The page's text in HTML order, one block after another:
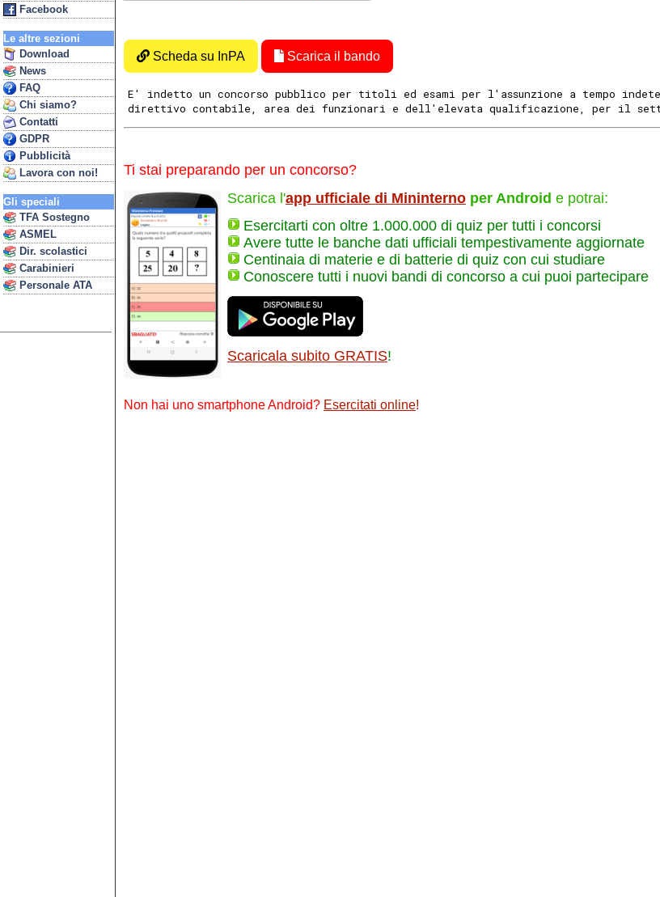
Facebook
Le altre sezioni
Download
News
FAQ
Chi siamo?
Contatti
GDPR
Pubblicità
Lavora con noi!
Gli speciali
TFA Sostegno
ASMEL
Dir. scolastici
Carabinieri
Personale ATA
Scheda su InPA Scarica il bando
E' indetto un concorso pubblico per titoli ed esami per l'assunzione a tempo
direttivo contabile, area dei funzionari e dell'elevata qualificazione, per il
Ti stai preparando per un concorso?
Scarica l'app ufficiale di Mininterno per Android e potrai:
Esercitarti con oltre 1.000.000 di quiz per tutti i concorsi
Avere tutte le banche dati ufficiali tempestivamente aggiornate
Centinaia di materie e di batterie di quiz con cui studiare
Conoscere tutti i nuovi bandi di concorso a cui puoi partecipare
Scaricala subito GRATIS!
Non hai uno smartphone Android? Esercitati online!